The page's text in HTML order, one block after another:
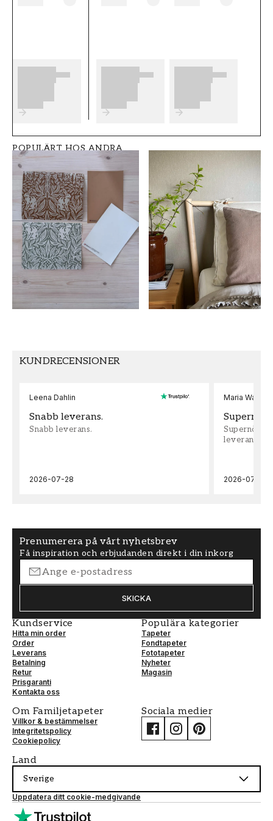
Produktdetaljer
SKU
Grandeco
STIL
Klassisk 0,53
HÖJD (m)
10,05
MÖNSTER
Enfärgad
KOLLEKTION
Shaped spaces
FÄRG
Brun
MÖNSTER HÖJD (cm)
64
TAPETTYP
Non-Woven
POPULÄRT HOS ANDRA
KUNDRECENSIONER
Leena Dahlin
Snabb leverans.
Snabb leverans.
2026-07-28
Maria
leveran,
2026-07-22
Prenumerera på vårt nyhetsbrev
Få inspiration och erbjudanden direkt i din inkorg
SKICKA
Kundservice
Hitta min order
Order
Leverans
Betalning
Retur
Prisgaranti
Kontakta oss
Populära kategorier
Tapeter
Fondtapeter
Fototapeter
Nyheter
Magasin
Om Familjetapeter
Villkor & bestämmelser
Integritetspolicy
Cookiepolicy
Sociala medier
Land
Sverige
Uppdatera ditt cookie-medgivande